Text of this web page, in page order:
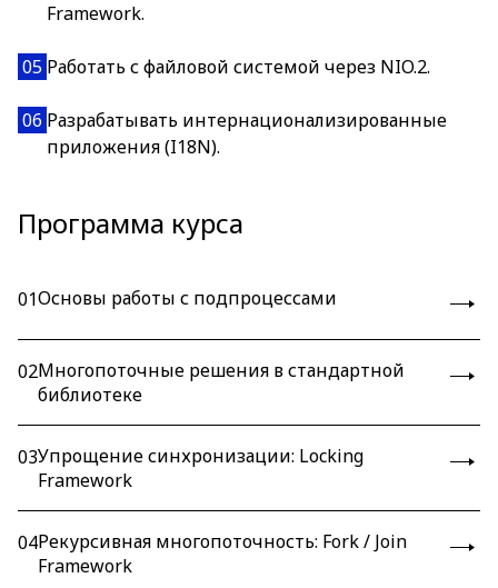
Framework.
05 Работать с файловой системой через NIO.2.
06 Разрабатывать интернационализированные
приложения (I18N).
Программа курса
01Основы работы с подпроцессами
02Многопоточные решения в стандартной
библиотеке
03Упрощение синхронизации: Locking
Framework
04Рекурсивная многопоточность: Fork / Join
Framework